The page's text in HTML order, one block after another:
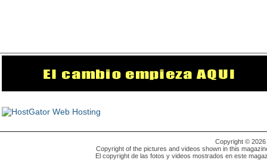
Copyright © 2026
Copyright of the pictures and videos shown in this
El copyright de las fotos y videos mostrados en este